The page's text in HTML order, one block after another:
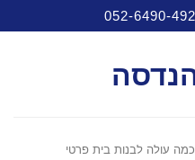
כמה עולה לבנות בית פרטי